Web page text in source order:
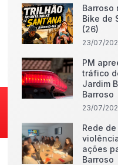
Barroso
Bike de
(26)
23/07/
PM
tráfico
Jardim
Barroso
23/07/
Rede
ações
Barroso